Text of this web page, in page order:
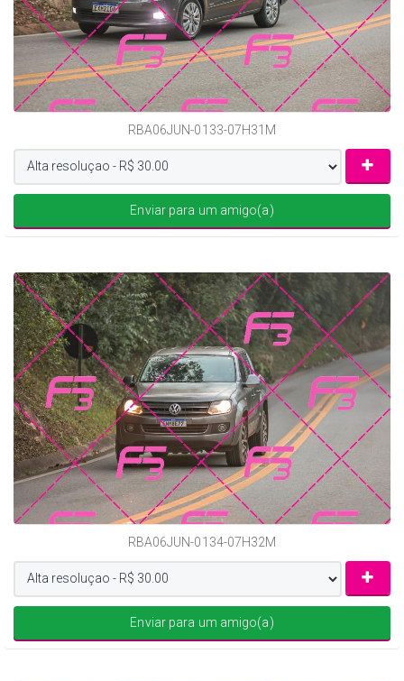
RBA06JUN-0133-07H31M
Enviar para um amigo(a)
RBA06JUN-0134-07H32M
Enviar para um amigo(a)